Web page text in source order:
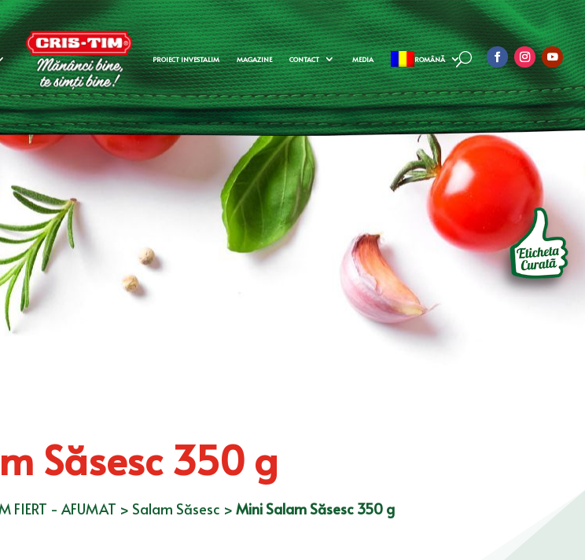
PROIECT INVESTALIM MAGAZINE CONTACT MEDIA ROMÂNĂ
Săsesc 350 g
FIERT - AFUMAT > Salam Săsesc > Mini Salam Săsesc 350 g